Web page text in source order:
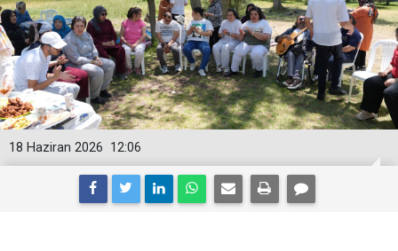
12:06
18 Haziran 2026